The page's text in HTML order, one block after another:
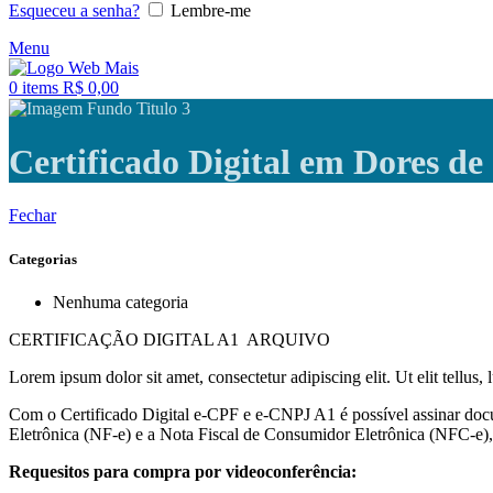
Esqueceu a senha?
Lembre-me
Menu
0 items R$ 0,00
Certificado Digital em Dores de
Fechar
Categorias
Nenhuma categoria
CERTIFICAÇÃO DIGITAL A1 ARQUIVO
Lorem ipsum dolor sit amet, consectetur adipiscing elit. Ut elit
Com o Certificado Digital e-CPF e e-CNPJ A1 é possível assinar
Eletrônica (NF-e) e a Nota Fiscal de Consumidor Eletrônica (NFC-
Requesitos para compra por videoconferência: